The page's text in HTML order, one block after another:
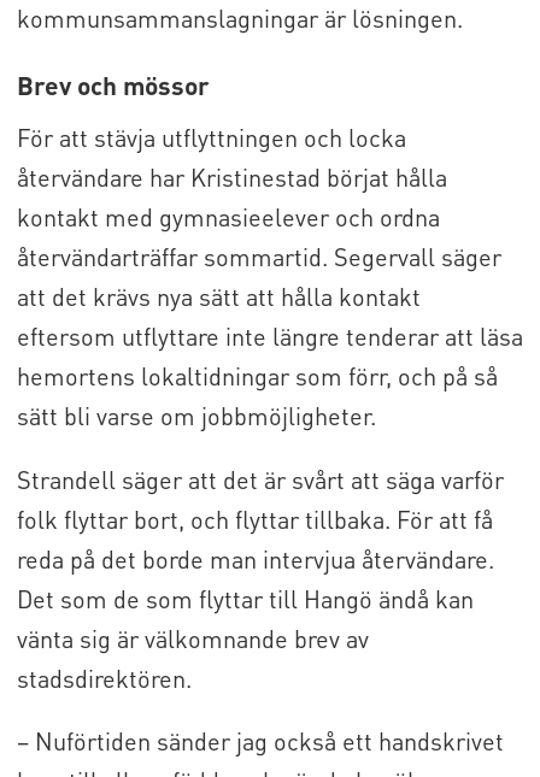
kommunsammanslagningar är lösningen.
Brev och mössor
För att stävja utflyttningen och locka
återvändare har Kristinestad börjat hålla
kontakt med gymnasieelever och ordna
återvändarträffar sommartid. Segervall säger
att det krävs nya sätt att hålla kontakt
eftersom utflyttare inte längre tenderar att läsa
hemortens lokaltidningar som förr, och på så
sätt bli varse om jobbmöjligheter.
Strandell säger att det är svårt att säga varför
folk flyttar bort, och flyttar tillbaka. För att få
reda på det borde man intervjua återvändare.
Det som de som flyttar till Hangö ändå kan
vänta sig är välkomnande brev av
stadsdirektören.
– Nuförtiden sänder jag också ett handskrivet